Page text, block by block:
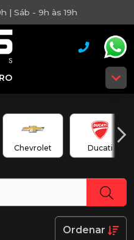
| Sáb - 9h às 19h
Chevrolet Ducati
Ordenar